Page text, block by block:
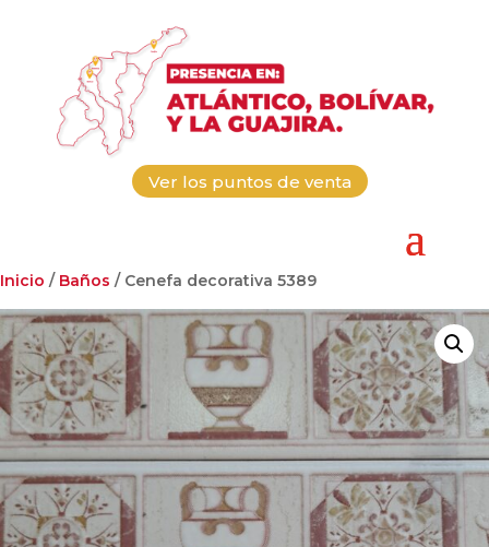
Ver los puntos de venta
Inicio / Baños / Cenefa decorativa 5389